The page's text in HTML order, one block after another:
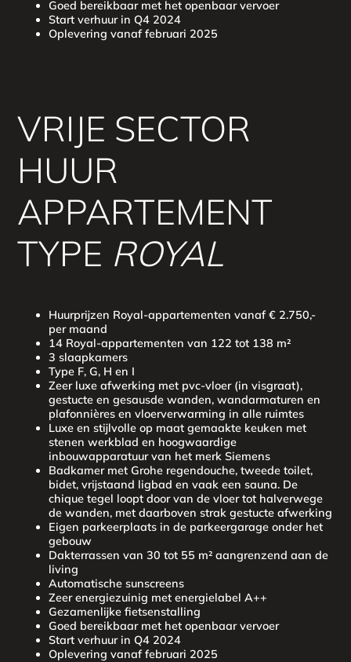
Goed bereikbaar met het openbaar vervoer
Start verhuur in Q4 2024
Oplevering vanaf februari 2025
VRIJE SECTOR
HUUR
APPARTEMENT
TYPE ROYAL
Huurprijzen Royal-appartementen vanaf € 2.750,-
per maand
14 Royal-appartementen van 122 tot 138 m²
3 slaapkamers
Type F, G, H en I
Zeer luxe afwerking met pvc-vloer (in visgraat),
gestucte en gesausde wanden, wandarmaturen en
plafonnières en vloerverwarming in alle ruimtes
Luxe en stijlvolle op maat gemaakte keuken met
stenen werkblad en hoogwaardige
inbouwapparatuur van het merk Siemens
Badkamer met Grohe regendouche, tweede toilet,
bidet, vrijstaand ligbad en vaak een sauna. De
chique tegel loopt door van de vloer tot halverwege
de wanden, met daarboven strak gestucte afwerking
Eigen parkeerplaats in de parkeergarage onder het
gebouw
Dakterrassen van 30 tot 55 m² aangrenzend aan de
living
Automatische sunscreens
Zeer energiezuinig met energielabel A++
Gezamenlijke fietsenstalling
Goed bereikbaar met het openbaar vervoer
Start verhuur in Q4 2024
Oplevering vanaf februari 2025